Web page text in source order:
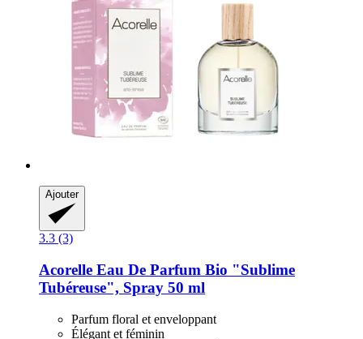
Ajouter
3.3 (3)
Acorelle Eau De Parfum Bio "Sublime
Tubéreuse", Spray 50 ml
Parfum floral et enveloppant
Élégant et féminin